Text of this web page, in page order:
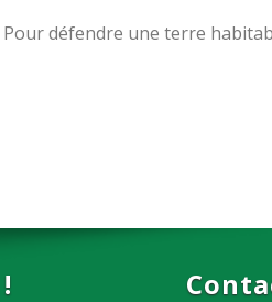
Pour défendre une terre